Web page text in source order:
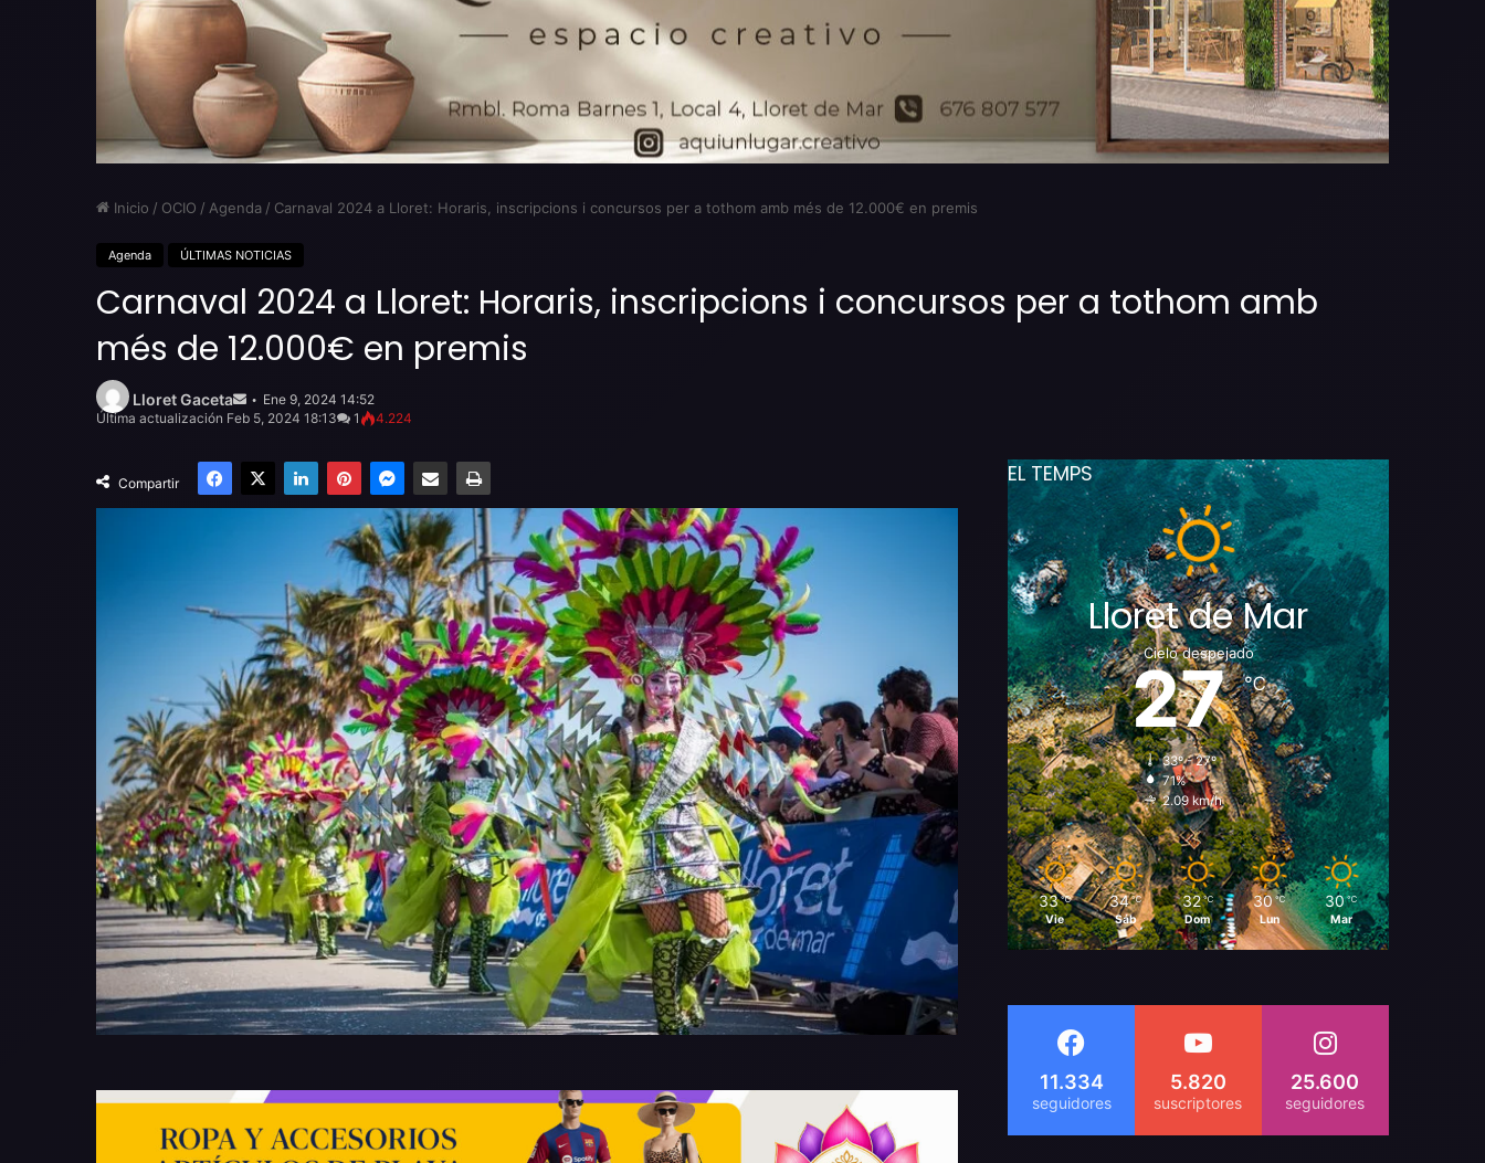
Inicio / OCIO / Agenda / Carnaval 2024 a Lloret: Horaris, inscripcions i concursos per a tothom amb més de 12.000€ en premis
Agenda ÚLTIMAS NOTICIAS
Carnaval 2024 a Lloret: Horaris, inscripcions i concursos per a tothom amb
més de 12.000€ en premis
Lloret Gaceta
emailEne 9, 2024 14:52
Última actualización Feb 5, 2024 18:13
1 4.224
Compartir
Facebook
X LinkedInPinterestMessenger
Compartir por email Imprimir EL TEMPS
Lloret de Mar
Cielo despejado
27℃
33º - 27º
71%
2.09 km/h
33 ℃
Vie
34 ℃
Sáb
32 ℃
Dom
30 ℃
Lun
30 ℃
Mar
11.334 5.820 25.600